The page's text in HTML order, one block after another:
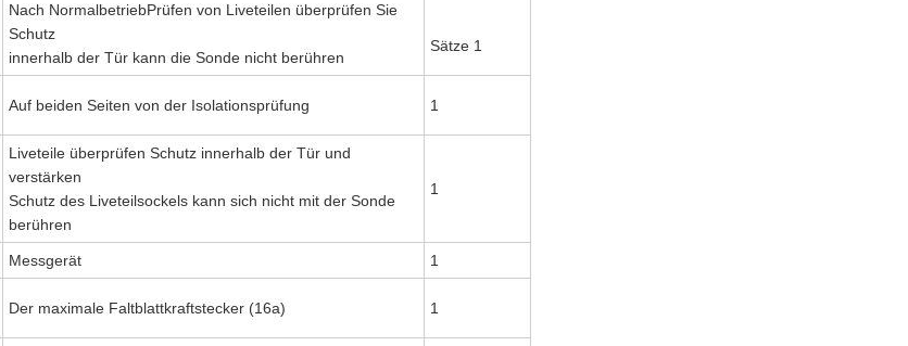
Nach NormalbetriebPrüfen von Liveteilen überprüfen Sie
Schutz
innerhalb der Tür kann die Sonde nicht berühren
Sätze 1
Auf beiden Seiten von der Isolationsprüfung 1
Liveteile überprüfen Schutz innerhalb der Tür und
verstärken
Schutz des Liveteilsockels kann sich nicht mit der Sonde
berühren
1
Messgerät 1
Der maximale Faltblattkraftstecker (16a) 1